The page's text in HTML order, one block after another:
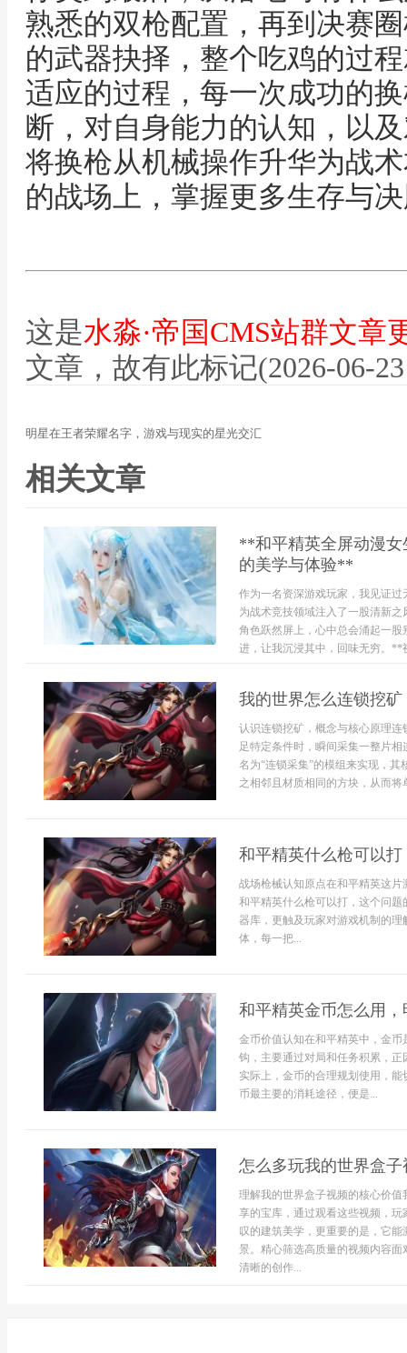
熟悉的双枪配置，再到决赛
的武器抉择，整个吃鸡的过
适应的过程，每一次成功的
断，对自身能力的认知，以
将换枪从机械操作升华为战
的战场上，掌握更多生存与
这是水淼·帝国CMS站群文章
文章，故有此标记(2026-06-
明星在王者荣耀名字，游戏与现实的星光交汇
相关文章
**和平精英全屏动漫
的美学与体验**
作为一名资深游戏玩家，我见证
为战术竞技领域注入了一股清新
角色跃然屏上，心中总会涌起一
进，让我沉浸其中，回味无穷。**
我的世界怎么连锁挖
认识连锁挖矿，概念与核心原理
足特定条件时，瞬间采集一整片
名为“连锁采集”的模组来实现，
之相邻且材质相同的方块，从而将
和平精英什么枪可以
战场枪械认知原点在和平精英这
和平精英什么枪可以打，这个问
器库，更触及玩家对游戏机制的
体，每一把...
和平精英金币怎么用
金币价值认知在和平精英中，金
钩，主要通过对局和任务积累，
实际上，金币的合理规划使用，
币最主要的消耗途径，便是...
怎么多玩我的世界盒
理解我的世界盒子视频的核心价
享的宝库，通过观看这些视频，
叹的建筑美学，更重要的是，它
景。精心筛选高质量的视频内容
清晰的创作...